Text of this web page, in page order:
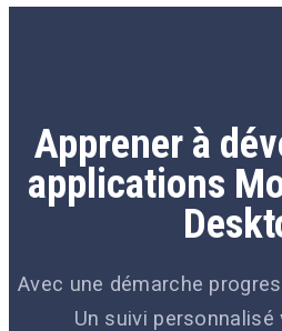
Apprener à
applications
Avec une démarche
Un suivi